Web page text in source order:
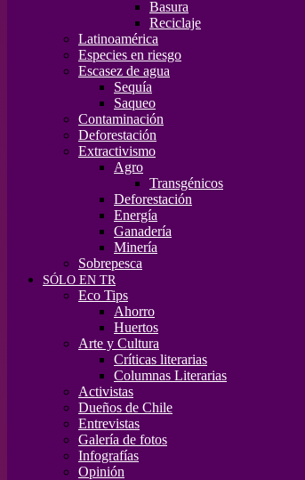
Basura
Reciclaje
Latinoamérica
Especies en riesgo
Escasez de agua
Sequía
Saqueo
Contaminación
Deforestación
Extractivismo
Agro
Transgénicos
Deforestación
Energía
Ganadería
Minería
Sobrepesca
SÓLO EN TR
Eco Tips
Ahorro
Huertos
Arte y Cultura
Críticas literarias
Columnas Literarias
Activistas
Dueños de Chile
Entrevistas
Galería de fotos
Infografías
Opinión